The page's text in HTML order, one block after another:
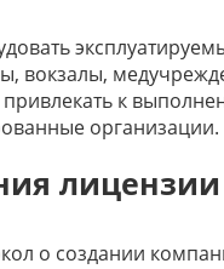
вокзалы,
к
организации.
лицензии
о создании